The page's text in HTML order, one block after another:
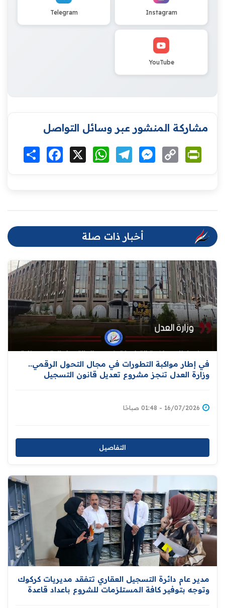
Instagram
Telegram
YouTube
مشاركة المنشور عبر وسائل التواصل
انشر Facebook WhatsAppTelegramMessenger
Copy
Link
أخبار ذات صلة
في إطار مواكبة التطورات في مجال التحول الرقمي..
وزارة العدل تنجز مشروع تعديل قانون التسجيل
16/07/2026 - 01:48 صباحًا
التفاصيل
مدير عام دائرة التسجيل العقاري تتفقد مديريات كركوك
وتوجه بتوفير كافة المستلزمات للشروع باعداد قاعدة